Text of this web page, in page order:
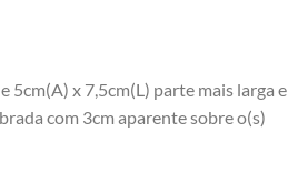
x 7,5cm(L) parte mais larga e
com 3cm aparente sobre o(s)